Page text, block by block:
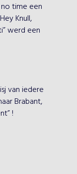
time een
Knull,
werd een
van iedere
Brabant,
!